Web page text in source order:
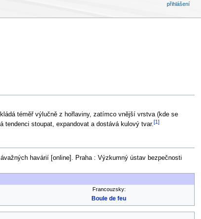
téměř výlučně z hořlaviny, zatímco vnější vrstva (kde se
stoupat, expandovat a dostává kulový tvar.[1]
havárií [online]. Praha : Výzkumný ústav bezpečnosti
Francouzsky:
Boule de feu
přihlášení